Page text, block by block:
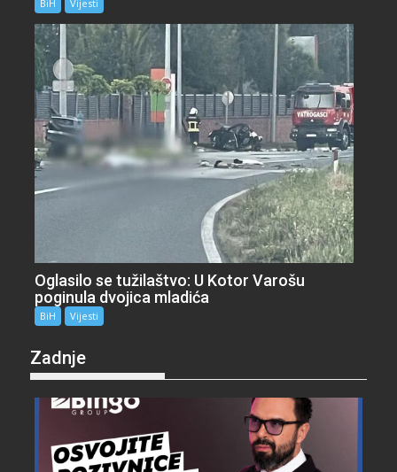
BiH Vijesti
Oglasilo se tužilaštvo: U Kotor Varošu
poginula dvojica mladića
BiH Vijesti
Zadnje